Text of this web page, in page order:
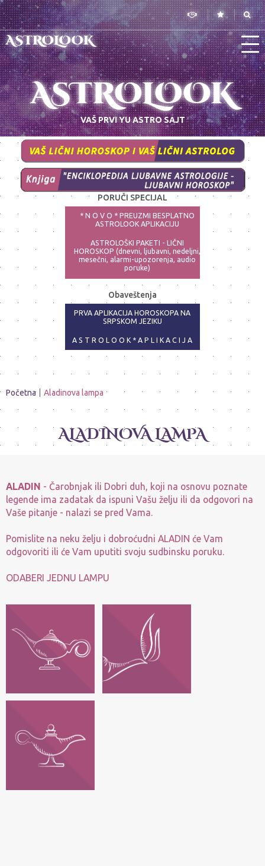
ASTROLOOK
ASTROLOOK
VAŠ PRVI YU ASTRO SAJT
PORUČI SPECIJAL
* N O V O * PREUZMI BESPLATNO
ASTROLOOK APLIKACIJU
ASTROLOŠKI PAKETI - LIČNI
HOROSKOP (dnevni, ljubavni, nedeljni,
mesečni, alarmi-upozorenja, audio
poruke)
ASTRO-PSIHOLOG - NAJPRECIZNIJE
ANALIZE
Obaveštenja
PRVA APLIKACIJA HOROSKOPA NA
SRPSKOM JEZIKU
A S T R O L O O K * A P L I K A C I J A
Početna Aladinova lampa
ALADINOVA LAMPA
ALADIN - Čarobnjak ili Dobri duh, koji na osnovu poznate
legende ima zadatak da ispuni Vašu želju ili da odgovori na
Vaše pitanje - nalazi se pred Vama.
Pomislite na neku želju i dobroćudni ALADIN će Vam
odgovoriti ili će Vam uputiti svoju sudbinsku poruku.
ODABERI JEDNU LAMPU